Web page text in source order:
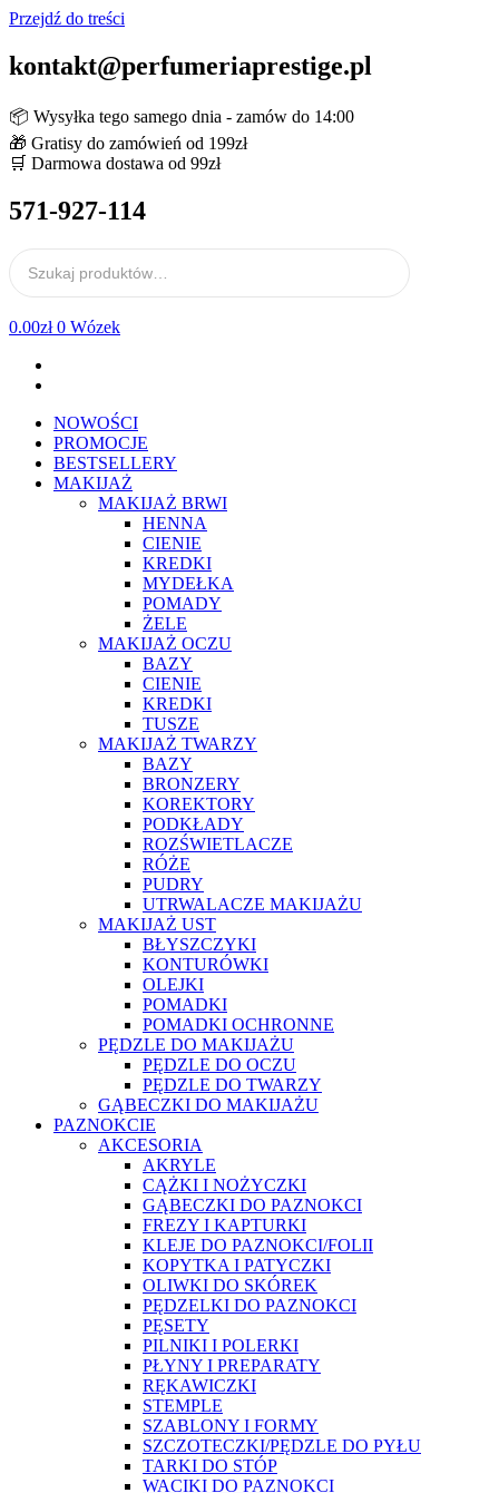
Przejdź do treści
kontakt@perfumeriaprestige.pl
📦 Wysyłka tego samego dnia - zamów do 14:00
🎁 Gratisy do zamówień od 199zł
🛒 Darmowa dostawa od 99zł
571-927-114
0.00zł 0 Wózek
NOWOŚCI
PROMOCJE
BESTSELLERY
MAKIJAŻ
MAKIJAŻ BRWI
HENNA
CIENIE
KREDKI
MYDEŁKA
POMADY
ŻELE
MAKIJAŻ OCZU
BAZY
CIENIE
KREDKI
TUSZE
MAKIJAŻ TWARZY
BAZY
BRONZERY
KOREKTORY
PODKŁADY
ROZŚWIETLACZE
RÓŻE
PUDRY
UTRWALACZE MAKIJAŻU
MAKIJAŻ UST
BŁYSZCZYKI
KONTURÓWKI
OLEJKI
POMADKI
POMADKI OCHRONNE
PĘDZLE DO MAKIJAŻU
PĘDZLE DO OCZU
PĘDZLE DO TWARZY
GĄBECZKI DO MAKIJAŻU
PAZNOKCIE
AKCESORIA
AKRYLE
CĄŻKI I NOŻYCZKI
GĄBECZKI DO PAZNOKCI
FREZY I KAPTURKI
KLEJE DO PAZNOKCI/FOLII
KOPYTKA I PATYCZKI
OLIWKI DO SKÓREK
PĘDZELKI DO PAZNOKCI
PĘSETY
PILNIKI I POLERKI
PŁYNY I PREPARATY
RĘKAWICZKI
STEMPLE
SZABLONY I FORMY
SZCZOTECZKI/PĘDZLE DO PYŁU
TARKI DO STÓP
WACIKI DO PAZNOKCI